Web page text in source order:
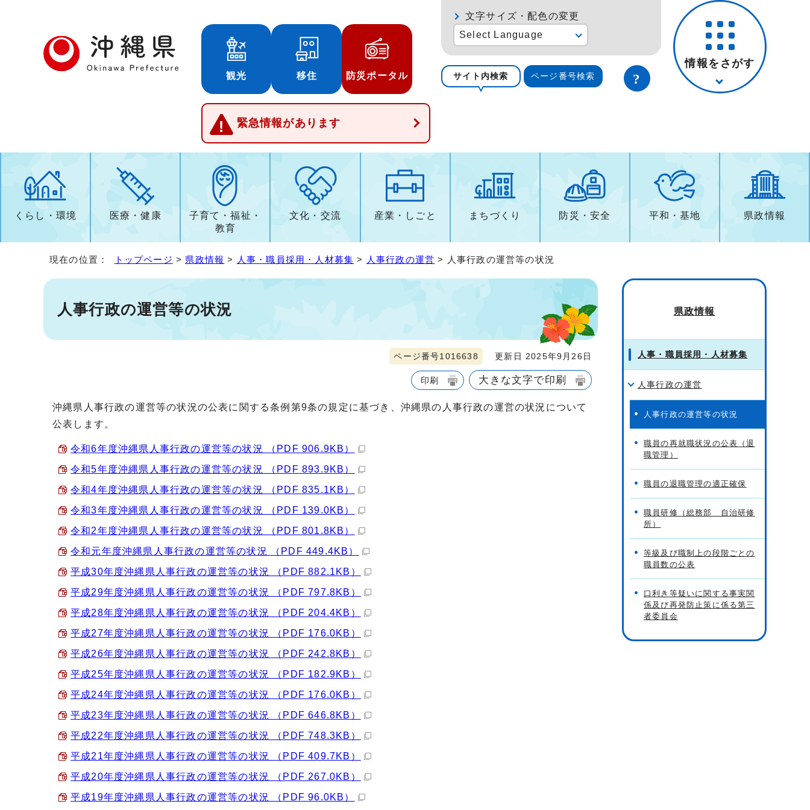
観光 移住 防災ポータル
緊急情報があります
文字サイズ・配色の変更
Select Language
サイト内検索 ページ番号検索
情報をさがす
くらし・環境 医療・健康
子育て・福祉・
教育
文化・交流 産業・しごと まちづくり 防災・安全 平和・基地 県政情報
現在の位置： トップページ > 県政情報 > 人事・職員採用・人材募集 > 人事行政の運営 > 人事行政の運営等の状況
人事行政の運営等の状況
ページ番号1016638 更新日 2025年9月26日
印刷 大きな文字で印刷
沖縄県人事行政の運営等の状況の公表に関する条例第9条の規定に基づき、沖縄県の人事行政の運営の状況について
公表します。
令和6年度沖縄県人事行政の運営等の状況 （PDF 906.9KB）
令和5年度沖縄県人事行政の運営等の状況 （PDF 893.9KB）
令和4年度沖縄県人事行政の運営等の状況 （PDF 835.1KB）
令和3年度沖縄県人事行政の運営等の状況 （PDF 139.0KB）
令和2年度沖縄県人事行政の運営等の状況 （PDF 801.8KB）
令和元年度沖縄県人事行政の運営等の状況 （PDF 449.4KB）
平成30年度沖縄県人事行政の運営等の状況 （PDF 882.1KB）
平成29年度沖縄県人事行政の運営等の状況 （PDF 797.8KB）
平成28年度沖縄県人事行政の運営等の状況 （PDF 204.4KB）
平成27年度沖縄県人事行政の運営等の状況 （PDF 176.0KB）
平成26年度沖縄県人事行政の運営等の状況 （PDF 242.8KB）
平成25年度沖縄県人事行政の運営等の状況 （PDF 182.9KB）
平成24年度沖縄県人事行政の運営等の状況 （PDF 176.0KB）
平成23年度沖縄県人事行政の運営等の状況 （PDF 646.8KB）
平成22年度沖縄県人事行政の運営等の状況 （PDF 748.3KB）
平成21年度沖縄県人事行政の運営等の状況 （PDF 409.7KB）
平成20年度沖縄県人事行政の運営等の状況 （PDF 267.0KB）
平成19年度沖縄県人事行政の運営等の状況 （PDF 96.0KB）
県政情報
人事・職員採用・人材募集
人事行政の運営
人事行政の運営等の状況
職員の再就職状況の公表（退
職管理）
職員の退職管理の適正確保
職員研修（総務部 自治研修
所）
等級及び職制上の段階ごとの
職員数の公表
口利き等疑いに関する事実関
係及び再発防止策に係る第三
者委員会